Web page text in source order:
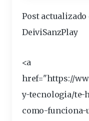
Post
DeiviSanzPlay
<a
href="https://
y-tecnologia/te-
como-funciona-